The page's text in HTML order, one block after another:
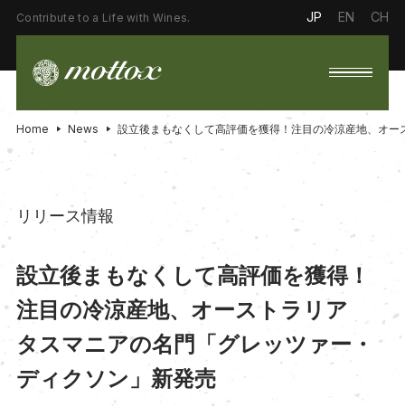
Contribute to a Life with Wines. JP EN CH
Home News 設立後まもなくして高評価を獲得！注目の冷涼産地、オ
リリース情報
設立後まもなくして高評価を獲得！
注目の冷涼産地、オーストラリア
タスマニアの名門「グレッツァー・
ディクソン」新発売